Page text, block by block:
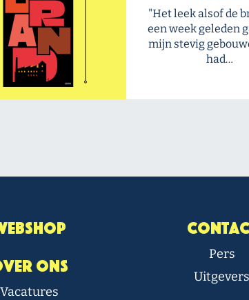
"Het leek alsof de
een week geleden
mijn stevig
had…
Ons
Vacatures
Pers
Uitgevers